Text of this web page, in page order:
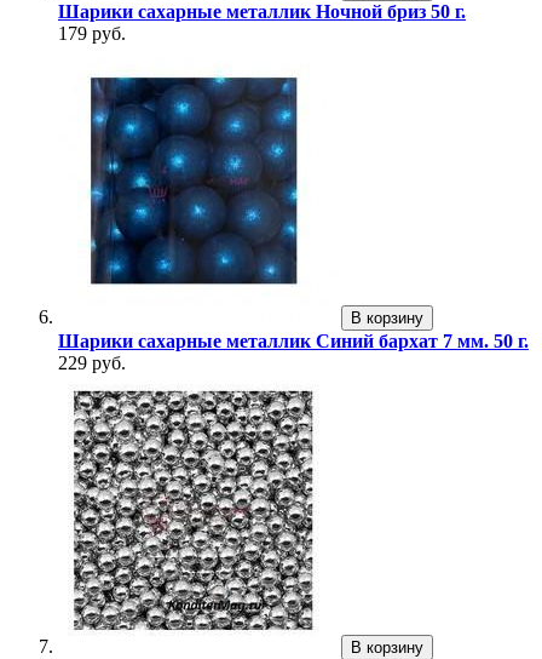
Шарики сахарные металлик Ночной бриз 50 г.
179 руб.
В корзину
Шарики сахарные металлик Синий бархат 7 мм. 50 г.
229 руб.
В корзину